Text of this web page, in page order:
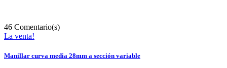
46 Comentario(s)
La venta!
Manillar curva media 28mm a sección variable